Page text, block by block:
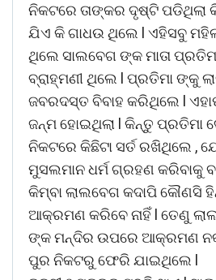
ନିକଟରେ ତାଙ୍କର ଦୃଷ୍ଟି ପଡିଥିଲା
ଯିଏ କି ଗାଧଉ ଥିଲେ l ଏହିସବୁ
ଥିଲେ ସାଲବେଗ ଙ୍କ ମାତା
ବ୍ରାହ୍ମଣୀ ଥିଲେ l ପ୍ରତିମା ଙ୍କୁ
ଜବରଦସ୍ତ ବିବାହ କରିଥିଲେ l
ଜନ୍ମ ହୋଇଥିଲା l କିନ୍ତୁ ପ୍ରତିମା
ନିକଟରେ କିଛିଟା ସର୍ତ ରଖିଥିଲେ ,
ମୁସଲମାନ ଧର୍ମ ଗ୍ରହଣ କରିବାକୁ
କିମ୍ବା ଲାଲବେଗ କଦାପି କୌଣସି
ଆକ୍ରମଣ କରିବେ ନାହିଁ l ତେଣୁ
ଙ୍କ ମନ୍ଦିର ଉପରେ ଆକ୍ରମଣ
ପୁର ନିକଟରୁ ଫେରି ଯାଇଥିଲେ l